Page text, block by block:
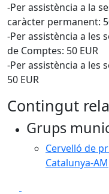
-Per assistència a la
caràcter permanent:
-Per assistència a les
de Comptes: 50 EUR
-Per assistència a les
50 EUR
Contingut
Grups
Cervelló de
Catalunya-AM